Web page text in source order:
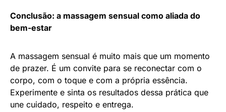
Conclusão: a massagem sensual como aliada do
bem-estar
A massagem sensual é muito mais que um momento
de prazer. É um convite para se reconectar com o
corpo, com o toque e com a própria essência.
Experimente e sinta os resultados dessa prática que
une cuidado, respeito e entrega.